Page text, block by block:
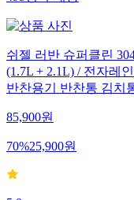
쉬젤 러반 슈퍼클린
(1.7L + 2.1L) / 전자레
반찬용기 반찬통 김치
85,900원
70%25,900원